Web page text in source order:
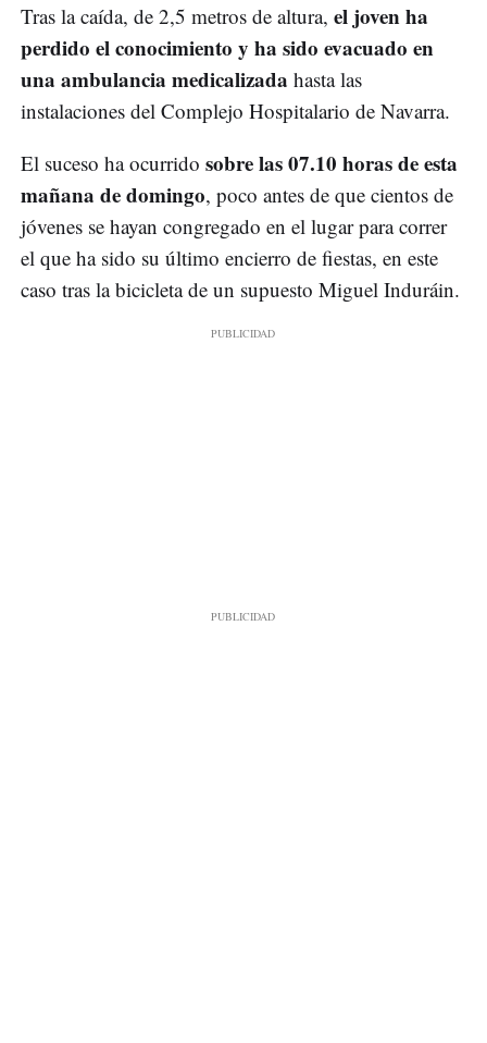
Tras la caída, de 2,5 metros de altura, el joven ha
perdido el conocimiento y ha sido evacuado en
una ambulancia medicalizada hasta las
instalaciones del Complejo Hospitalario de Navarra.
El suceso ha ocurrido sobre las 07.10 horas de esta
mañana de domingo, poco antes de que cientos de
jóvenes se hayan congregado en el lugar para correr
el que ha sido su último encierro de fiestas, en este
caso tras la bicicleta de un supuesto Miguel Induráin.